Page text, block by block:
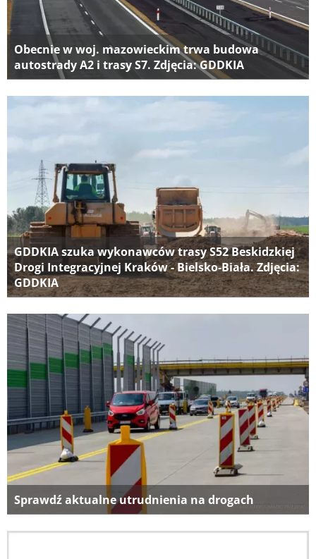
Obecnie w woj. mazowieckim trwa budowa
autostrady A2 i trasy S7. Zdjęcia: GDDKIA
GDDKIA szuka wykonawców trasy S52 Beskidzkiej
Drogi Integracyjnej Kraków - Bielsko-Biała. Zdjęcia:
GDDKIA
Sprawdź aktualne utrudnienia na drogach